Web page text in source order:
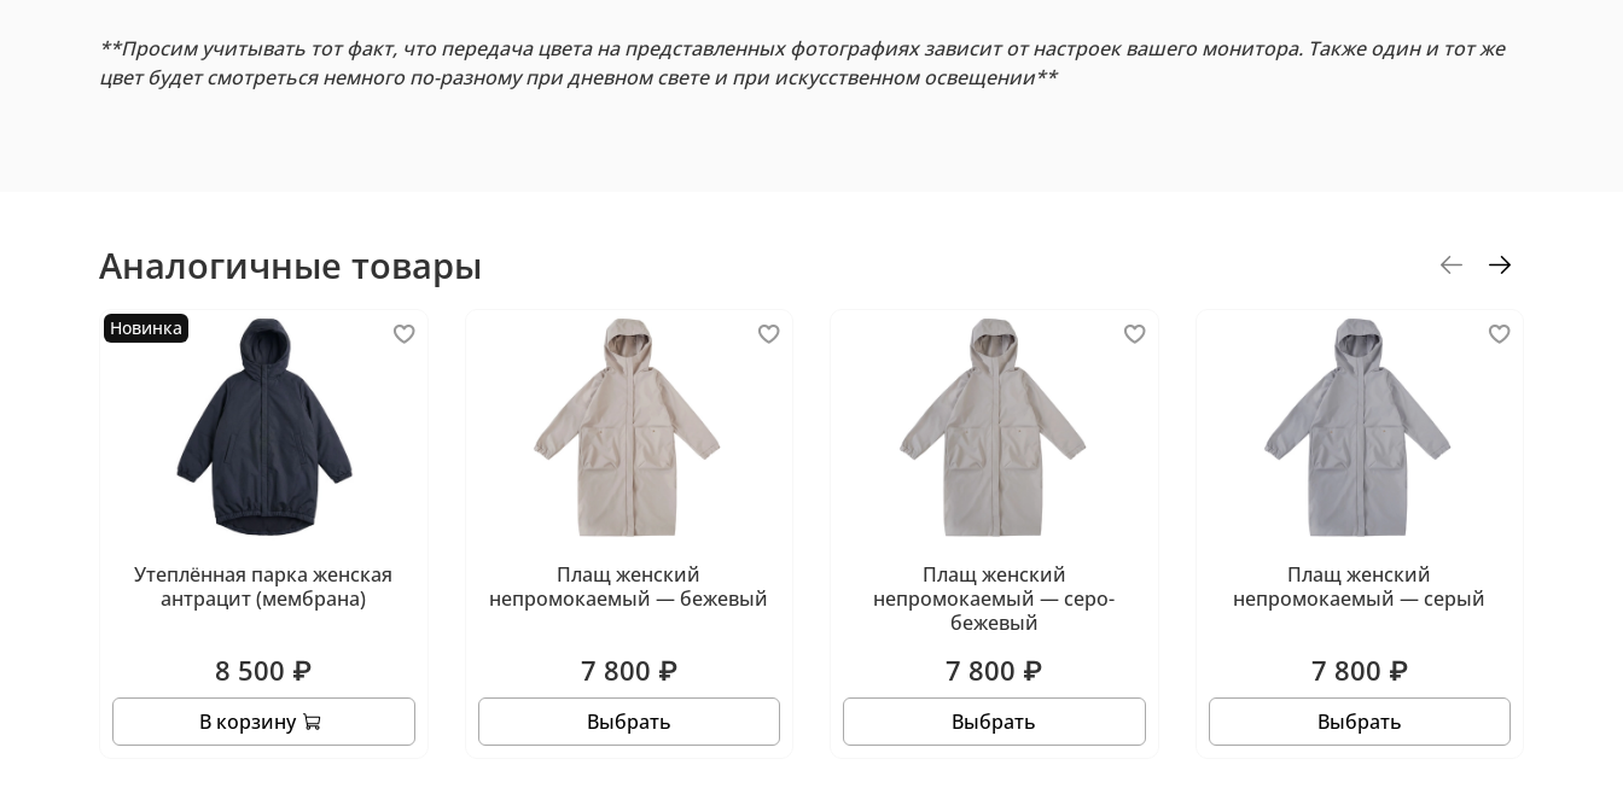
**Просим учитывать тот факт, что передача цвета на представленных фотографиях зависит от настроек вашего монитора. Также один и тот же
цвет будет смотреться немного по-разному при дневном свете и при искусственном освещении**
Аналогичные товары
Новинка
Утеплённая парка женская
антрацит (мембрана)
8 500 ₽
В корзину
Плащ женский
непромокаемый — бежевый
7 800 ₽
Выбрать
Плащ женский
непромокаемый — серо-
бежевый
7 800 ₽
Выбрать
Плащ женский
непромокаемый — серый
7 800 ₽
Выбрать